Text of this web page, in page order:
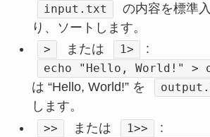
input.txt
の内容を標準
り、ソートします。
> または 1> :
echo "Hello, World!" >
は “Hello, World!” を
します。
>> または 1>> :